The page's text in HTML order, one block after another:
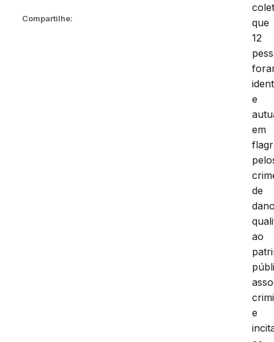
Compartilhe:
que
12
e
em
de
ao
e